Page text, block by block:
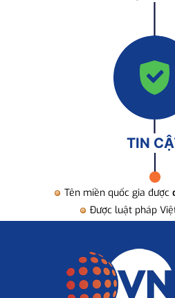
TIN
Tên miền quốc gia được
Được luật pháp